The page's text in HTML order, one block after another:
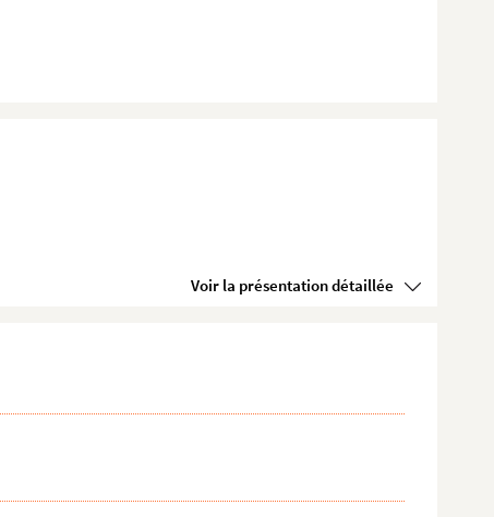
Voir la présentation détaillée